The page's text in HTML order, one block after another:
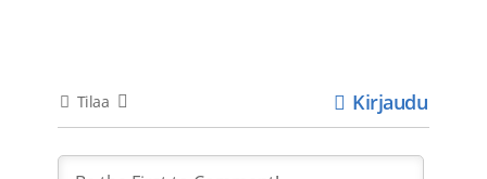
Tilaa Kirjaudu